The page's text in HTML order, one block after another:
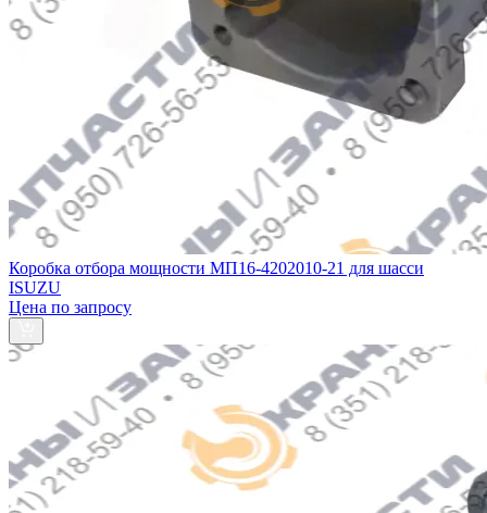
Коробка отбора мощности МП16-4202010-21 для шасси
ISUZU
Цена по запросу